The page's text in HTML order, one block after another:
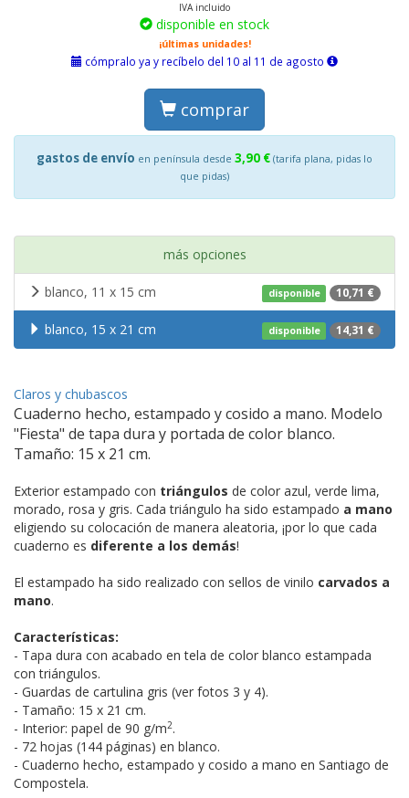
IVA incluido
disponible en stock
¡últimas unidades!
cómpralo ya y recíbelo del 10 al 11 de agosto
comprar
gastos de envío en península desde 3,90 € (tarifa plana, pidas lo
que pidas)
más opciones
disponible 10,71 €
blanco, 11 x 15 cm
disponible 14,31 €
blanco, 15 x 21 cm
Claros y chubascos
Cuaderno hecho, estampado y cosido a mano. Modelo
"Fiesta" de tapa dura y portada de color blanco.
Tamaño: 15 x 21 cm.
Exterior estampado con triángulos de color azul, verde lima,
morado, rosa y gris. Cada triángulo ha sido estampado a mano
eligiendo su colocación de manera aleatoria, ¡por lo que cada
cuaderno es diferente a los demás!
El estampado ha sido realizado con sellos de vinilo carvados a
mano.
Características:
- Tapa dura con acabado en tela de color blanco estampada
con triángulos.
- Guardas de cartulina gris (ver fotos 3 y 4).
- Tamaño: 15 x 21 cm.
- Interior: papel de 90 g/m2.
- 72 hojas (144 páginas) en blanco.
- Cuaderno hecho, estampado y cosido a mano en Santiago de
Compostela.